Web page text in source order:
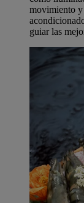
movimiento y
guiar las